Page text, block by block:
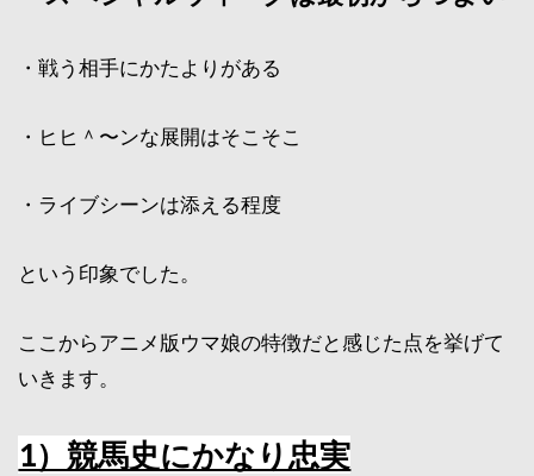
・戦う相手にかたよりがある
・ヒヒ＾〜ンな展開はそこそこ
・ライブシーンは添える程度
という印象でした。
ここからアニメ版ウマ娘の特徴だと感じた点を挙げて
いきます。
1）競馬史にかなり忠実